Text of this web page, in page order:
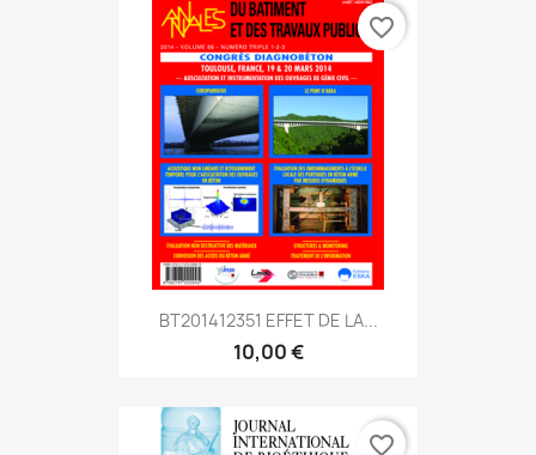
BT201412351 EFFET DE LA...
10,00 €
favorite_border
favorite_border